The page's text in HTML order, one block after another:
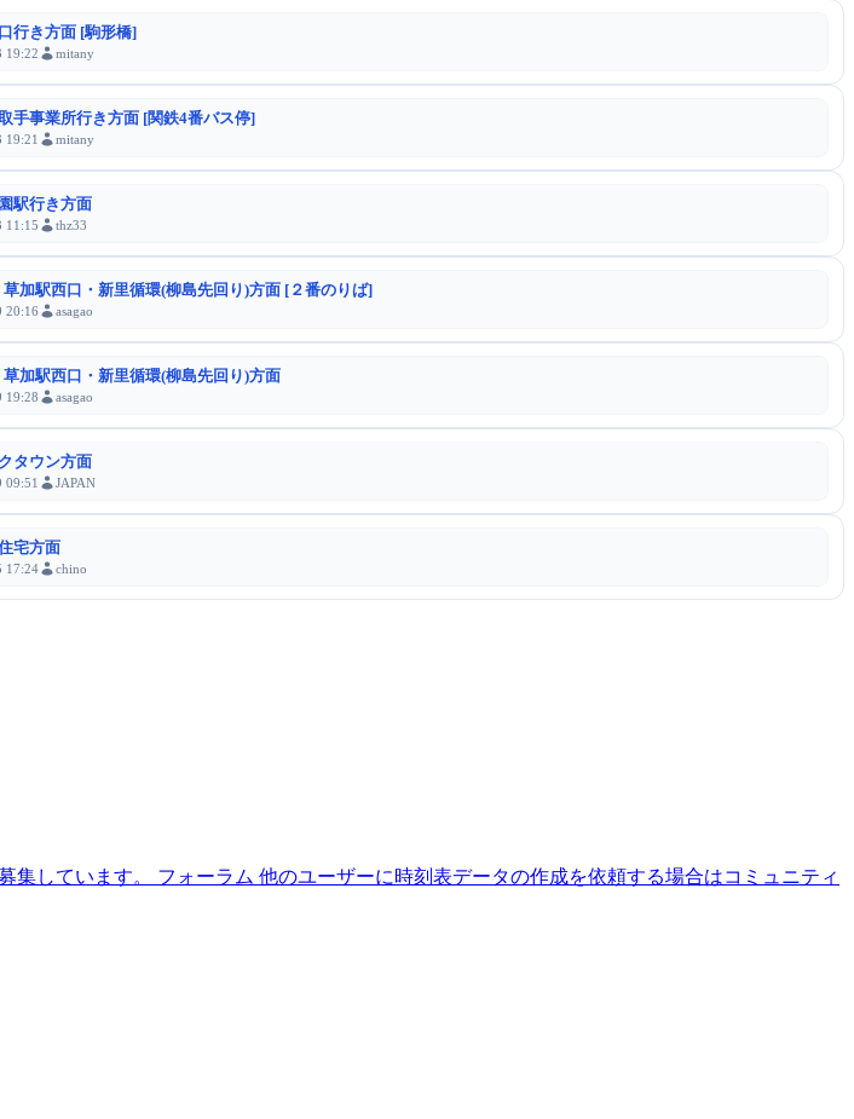
行き方面 [駒形橋]
19:22 mitany
手事業所行き方面 [関鉄4番バス停]
19:21 mitany
駅行き方面
11:15 thz33
草加駅西口・新里循環(柳島先回り)方面 [２番のりば]
20:16 asagao
草加駅西口・新里循環(柳島先回り)方面
19:28 asagao
タウン方面
09:51 JAPAN
宅方面
17:24 chino
集しています。 フォーラム 他のユーザーに時刻表データの作成を依頼する場合はコミュニティ